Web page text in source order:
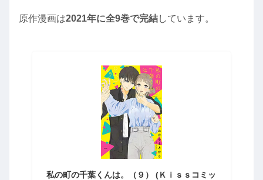
原作漫画は2021年に全9巻で完結しています。
私の町の千葉くんは。（９） (Ｋｉｓｓコミッ